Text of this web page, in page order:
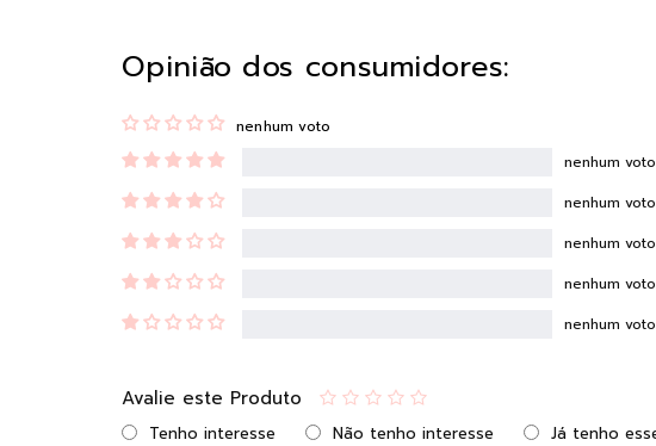
Opinião dos consumidores:
nenhum voto
nenhum voto
nenhum voto
nenhum voto
nenhum voto
nenhum voto
Avalie este Produto
Tenho interesse Não tenho interesse Já tenho